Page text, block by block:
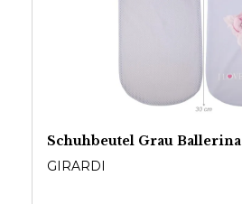
Schuhbeutel Grau Ballerina
GIRARDI